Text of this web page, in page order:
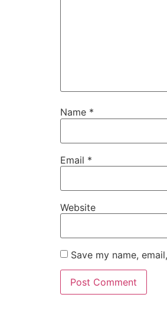
Name *
Email *
Website
Save my name,